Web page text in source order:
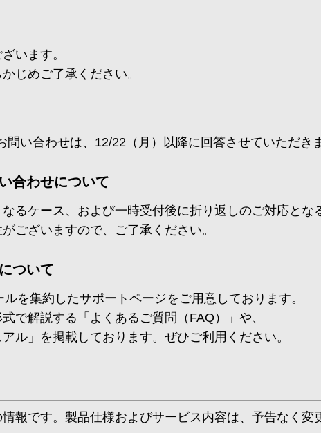
います。
じめご了承ください。
い合わせは、12/22（月）以降に回答させていただき
合わせについて
るケース、および一時受付後に折り返しのご対応とな
ございますので、ご了承ください。
ついて
を集約したサポートページをご用意しております。
で解説する「よくあるご質問（FAQ）」や、
ル」を掲載しております。ぜひご利用ください。
報です。製品仕様およびサービス内容は、予告なく変